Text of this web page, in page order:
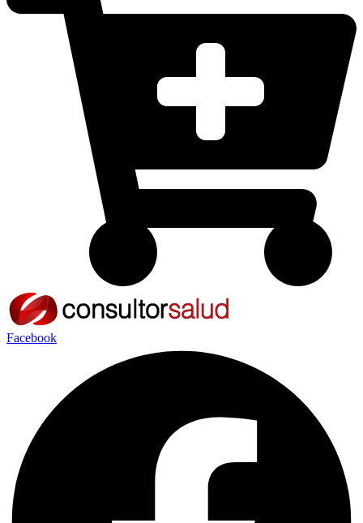
Facebook